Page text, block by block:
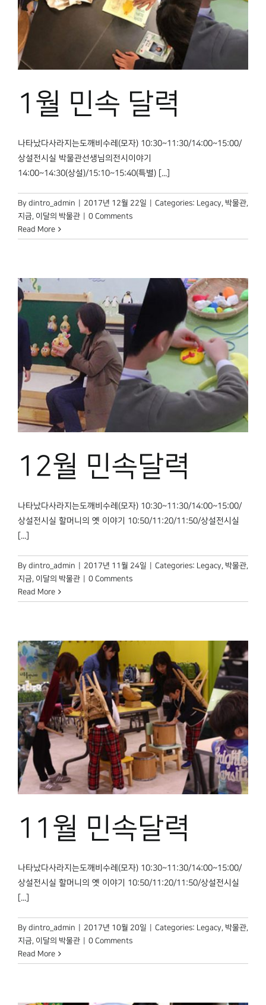
1월 민속 달력
나타났다사라지는도깨비수레(모자) 10:30~11:30/14:00~15:00/
상설전시실 박물관선생님의전시이야기
14:00~14:30(상설)/15:10~15:40(특별) [...]
By dintro_admin 2017년 12월 22일 Categories: Legacy, 박물관,
지금, 이달의 박물관
0 Comments
Read More
12월 민속달력
나타났다사라지는도깨비수레(모자) 10:30~11:30/14:00~15:00/
상설전시실 할머니의 옛 이야기 10:50/11:20/11:50/상설전시실
[...]
By dintro_admin 2017년 11월 24일 Categories: Legacy 박물관,
지금 이달의 박물관
0 Comments
Read More
11월 민속달력
나타났다사라지는도깨비수레(모자) 10:30~11:30/14:00~15:00/
상설전시실 할머니의 옛 이야기 10:50/11:20/11:50/상설전시실
[...]
By dintro_admin 2017년 10월 20일 Categories: Legacy, 박물관,
지금, 이달의 박물관
0 Comments
Read More